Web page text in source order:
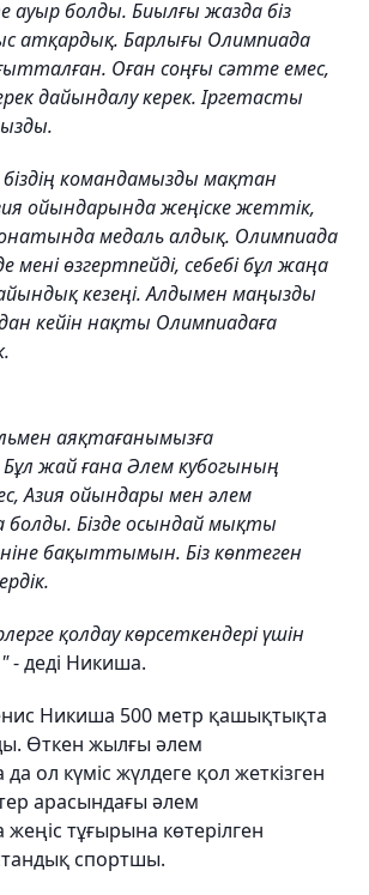
ауыр болды. Биылғы жазда біз
атқардық. Барлығы Олимпиада
Оған соңғы сәтте емес,
дайындалу керек. Іргетасты
командамызды мақтан
ойындарында жеңіске жеттік,
медаль алдық. Олимпиада
мені өзгертпейді, себебі бұл жаңа
кезеңі. Алдымен маңызды
кейін нақты Олимпиадаға
аяқтағанымызға
жай ғана Әлем кубогының
Азия ойындары мен әлем
Бізде осындай мықты
бақыттымын. Біз көптеген
қолдау көрсеткендері үшін
- деді Никиша.
Никиша 500 метр қашықтықта
Өткен жылғы әлем
ол күміс жүлдеге қол жеткізген
арасындағы әлем
тұғырына көтерілген
спортшы.